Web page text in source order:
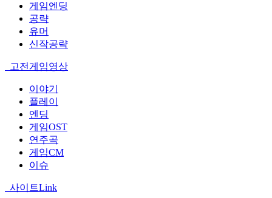
게임엔딩
공략
유머
신작공략
고전게임영상
이야기
플레이
엔딩
게임OST
연주곡
게임CM
이슈
사이트Link